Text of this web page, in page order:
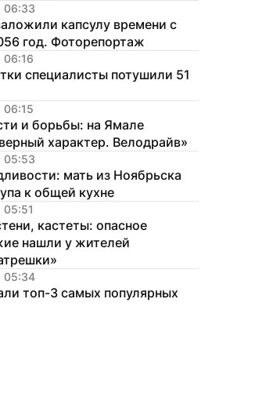
06:33
капсулу времени с
год. Фоторепортаж
06:16
специалисты потушили 51
06:15
и борьбы: на Ямале
характер. Велодрайв»
05:53
мать из Ноябрьска
к общей кухне
05:51
кастеты: опасное
нашли у жителей
05:34
топ-3 самых популярных